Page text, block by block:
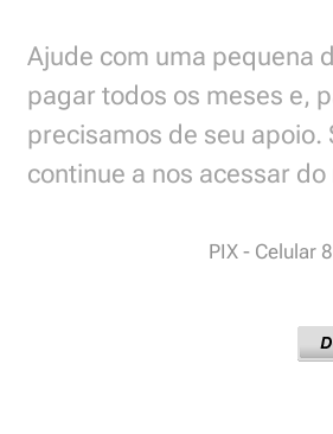
Ajude com uma pequena
pagar todos os meses e,
precisamos de seu apoio.
continue a nos acessar
PIX - Celular